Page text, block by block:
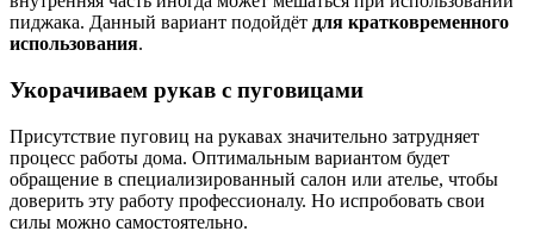
пиджака. Данный вариант подойдёт для кратковременного
использования.
Укорачиваем рукав с пуговицами
Присутствие пуговиц на рукавах значительно затрудняет
процесс работы дома. Оптимальным вариантом будет
обращение в специализированный салон или ателье, чтобы
доверить эту работу профессионалу. Но испробовать свои
силы можно самостоятельно.